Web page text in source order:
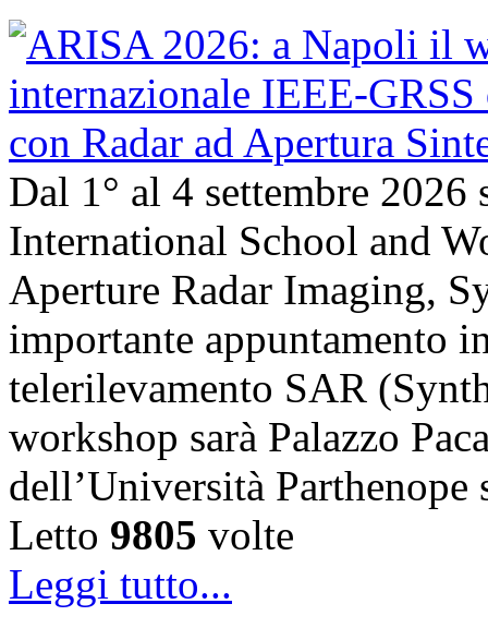
Dal 1° al 4 settembre
International School and
Aperture Radar Imaging,
importante appuntamento
telerilevamento SAR
workshop sarà Palazzo
dell’Università
Letto 9805 volte
Leggi tutto...